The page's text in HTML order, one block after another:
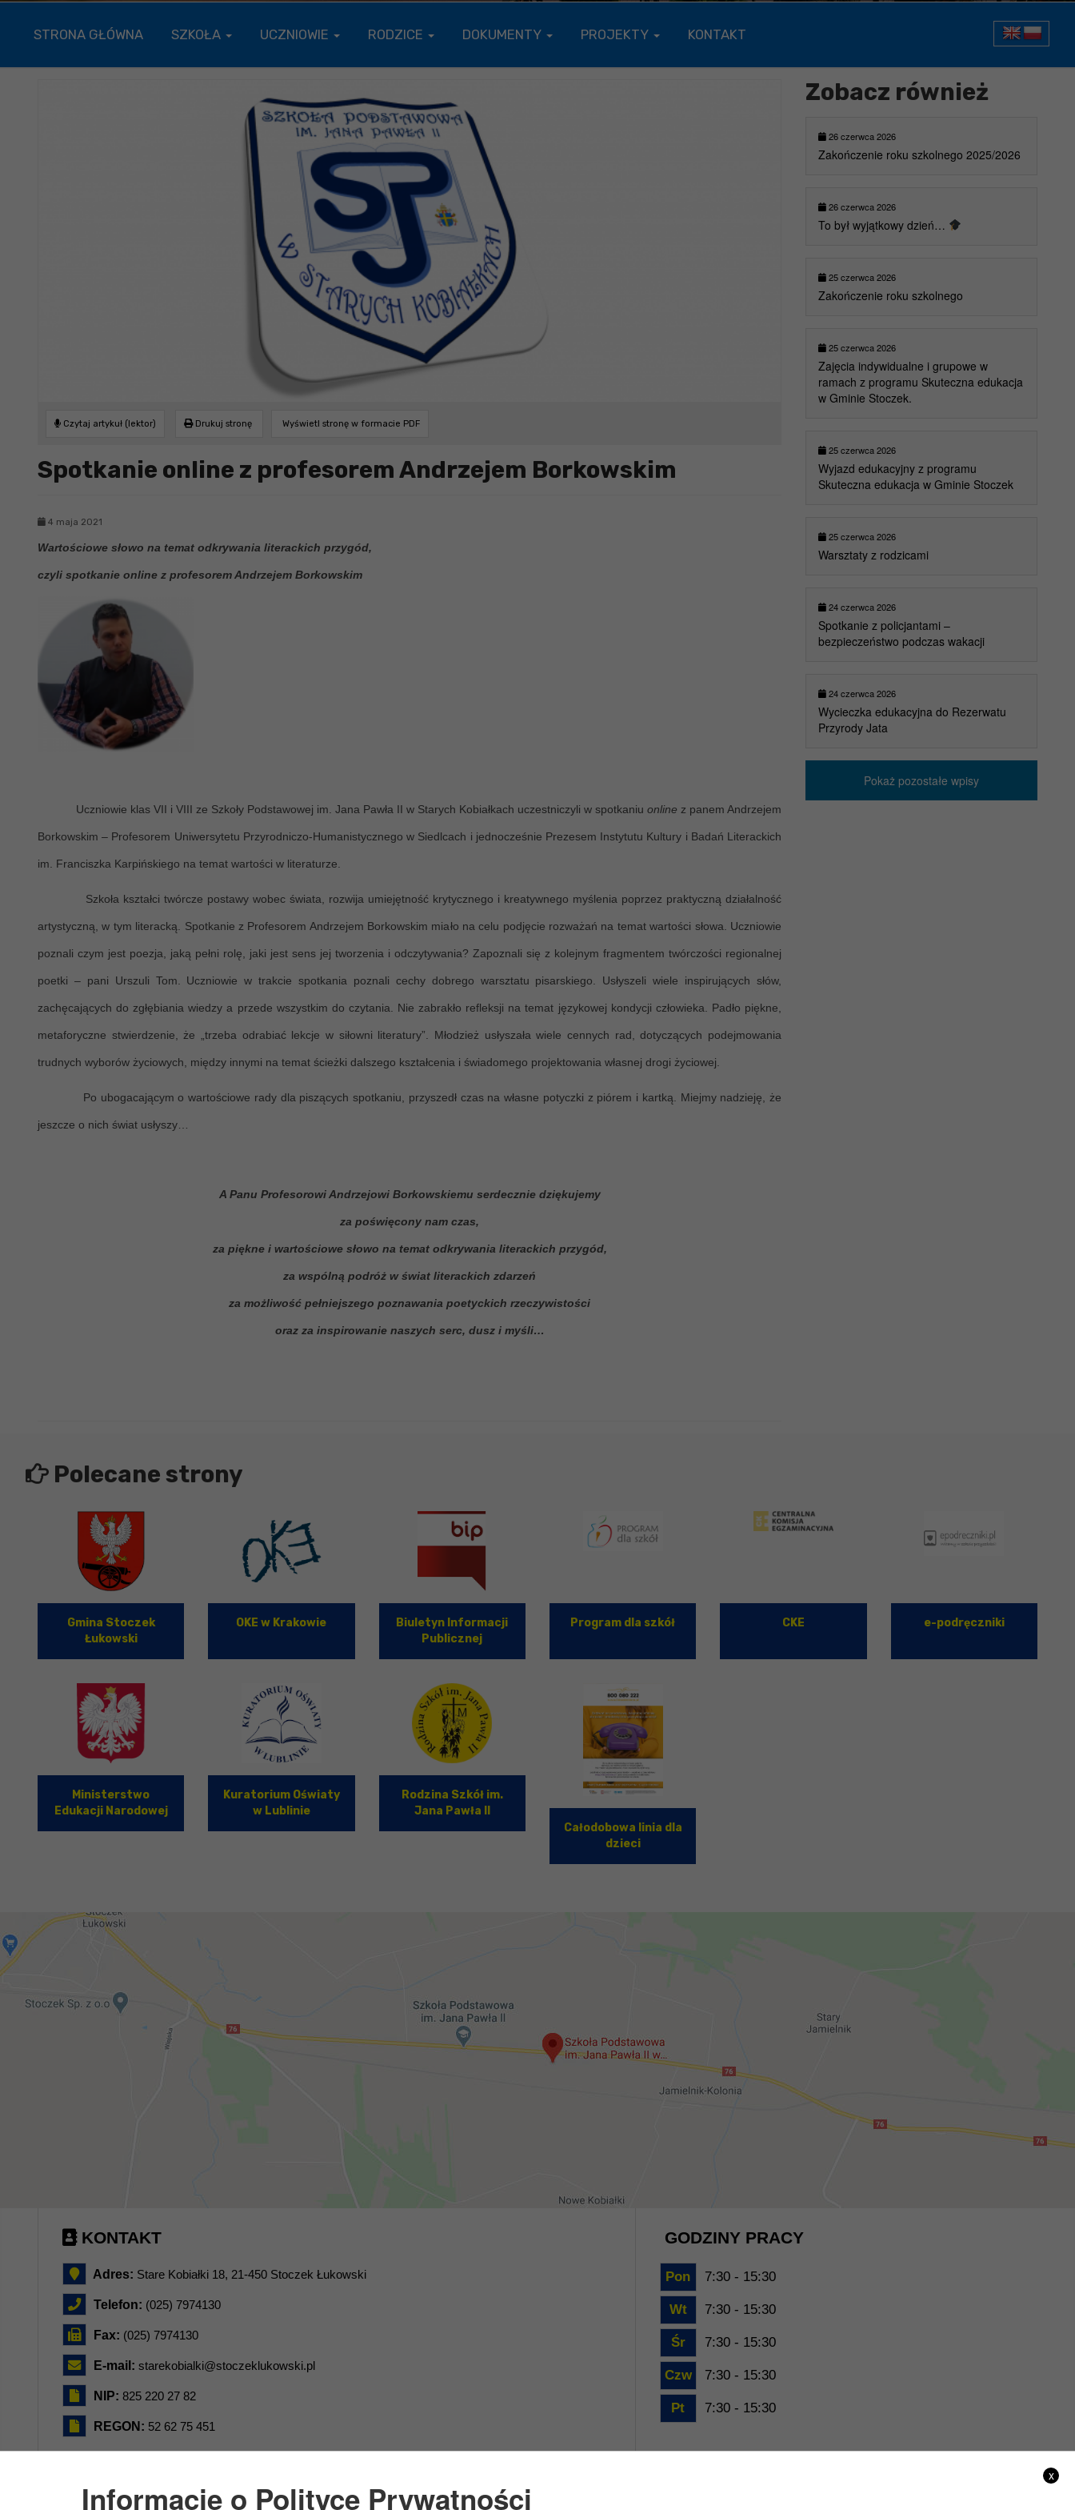
STRONA GŁÓWNA SZKOŁA UCZNIOWIE RODZICE DOKUMENTY PROJEKTY KONTAKT
Czytaj artykuł (lektor) Drukuj stronę Wyświetl stronę w formacie PDF
Spotkanie online z profesorem Andrzejem Borkowskim
4 maja 2021
Wartościowe słowo na temat odkrywania literackich przygód,
czyli spotkanie online z profesorem Andrzejem Borkowskim
Uczniowie klas VII i VIII ze Szkoły Podstawowej im. Jana Pawła II w Starych Kobiałkach uczestniczyli w spotkaniu online z panem Andrzejem
Borkowskim – Profesorem Uniwersytetu Przyrodniczo-Humanistycznego w Siedlcach i jednocześnie Prezesem Instytutu Kultury i Badań Literackich
im. Franciszka Karpińskiego na temat wartości w literaturze.
Szkoła kształci twórcze postawy wobec świata, rozwija umiejętność krytycznego i kreatywnego myślenia poprzez praktyczną działalność
artystyczną, w tym literacką. Spotkanie z Profesorem Andrzejem Borkowskim miało na celu podjęcie rozważań na temat wartości słowa. Uczniowie
poznali czym jest poezja, jaką pełni rolę, jaki jest sens jej tworzenia i odczytywania? Zapoznali się z kolejnym fragmentem twórczości regionalnej
poetki – pani Urszuli Tom. Uczniowie w trakcie spotkania poznali cechy dobrego warsztatu pisarskiego. Usłyszeli wiele inspirujących słów,
zachęcających do zgłębiania wiedzy a przede wszystkim do czytania. Nie zabrakło refleksji na temat językowej kondycji człowieka. Padło piękne,
metaforyczne stwierdzenie, że „trzeba odrabiać lekcje w siłowni literatury”. Młodzież usłyszała wiele cennych rad, dotyczących podejmowania
trudnych wyborów życiowych, między innymi na temat ścieżki dalszego kształcenia i świadomego projektowania własnej drogi życiowej.
Po ubogacającym o wartościowe rady dla piszących spotkaniu, przyszedł czas na własne potyczki z piórem i kartką. Miejmy nadzieję, że
jeszcze o nich świat usłyszy…
A Panu Profesorowi Andrzejowi Borkowskiemu serdecznie dziękujemy
za poświęcony nam czas,
za piękne i wartościowe słowo na temat odkrywania literackich przygód,
za wspólną podróż w świat literackich zdarzeń
za możliwość pełniejszego poznawania poetyckich rzeczywistości
oraz za inspirowanie naszych serc, dusz i myśli…
Zobacz również
26 czerwca 2026
Zakończenie roku szkolnego 2025/2026
26 czerwca 2026
To był wyjątkowy dzień…
25 czerwca 2026
Zakończenie roku szkolnego
25 czerwca 2026
Zajęcia indywidualne i grupowe w
ramach z programu Skuteczna edukacja
w Gminie Stoczek.
25 czerwca 2026
Wyjazd edukacyjny z programu
Skuteczna edukacja w Gminie Stoczek
25 czerwca 2026
Warsztaty z rodzicami
24 czerwca 2026
Spotkanie z policjantami –
bezpieczeństwo podczas wakacji
24 czerwca 2026
Wycieczka edukacyjna do Rezerwatu
Przyrody Jata
Pokaż pozostałe wpisy
Polecane strony
Gmina Stoczek
Łukowski
OKE w Krakowie
Biuletyn Informacji
Publicznej
Program dla szkół CKE e-podręczniki
Ministerstwo
Edukacji Narodowej
Kuratorium Oświaty
w Lublinie
Rodzina Szkół im.
Jana Pawła II
Całodobowa linia dla
dzieci
KONTAKT
Adres: Stare Kobiałki 18, 21-450 Stoczek Łukowski
Telefon: (025) 7974130
Fax: (025) 7974130
E-mail: starekobialki@stoczeklukowski.pl
NIP: 825 220 27 82
REGON: 52 62 75 451
GODZINY PRACY
Pon 7:30 - 15:30
Wt 7:30 - 15:30
Śr 7:30 - 15:30
Czw 7:30 - 15:30
Pt 7:30 - 15:30
x
Informacje o Polityce Prywatności